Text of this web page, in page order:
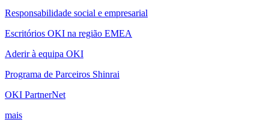
Responsabilidade social e empresarial
Escritórios OKI na região EMEA
Aderir à equipa OKI
Programa de Parceiros Shinrai
OKI PartnerNet
mais